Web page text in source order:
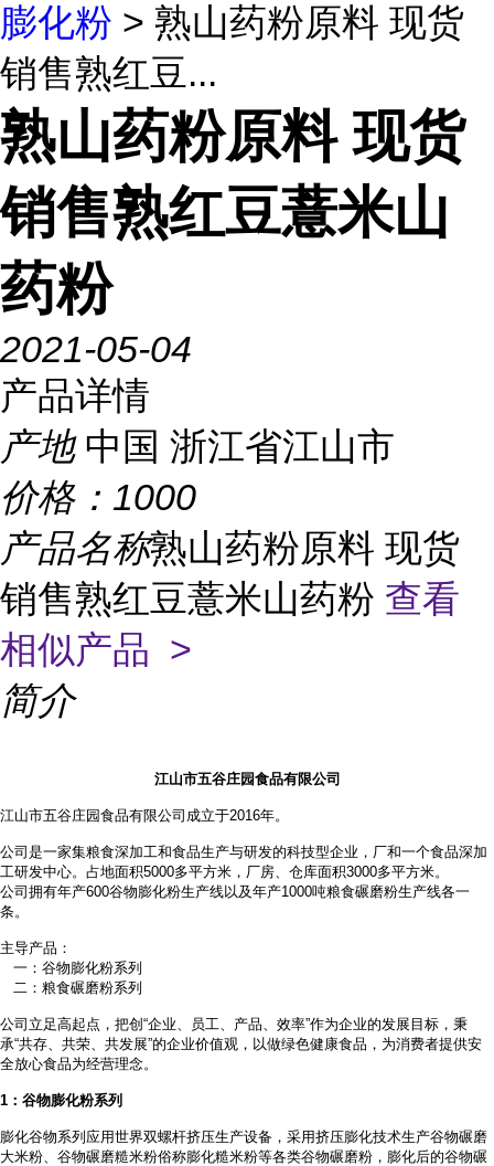
膨化粉 > 熟山药粉原料 现货
销售熟红豆...
熟山药粉原料 现货
销售熟红豆薏米山
药粉
2021-05-04
产品详情
产地 中国 浙江省江山市
价格： 1000
产品名称熟山药粉原料 现货
销售熟红豆薏米山药粉 查看
相似产品 >
简介
江山市五谷庄园食品有限公司
江山市五谷庄园食品有限公司成立于2016年。
公司是一家集粮食深加工和食品生产与研发的科技型企业，厂和一个食品深加
工研发中心。占地面积5000多平方米，厂房、仓库面积3000多平方米。
公司拥有年产600谷物膨化粉生产线以及年产1000吨粮食碾磨粉生产线各一
条。
主导产品：
一：谷物膨化粉系列
二：粮食碾磨粉系列
公司立足高起点，把创 “企业、员工、产品、效率”作为企业的发展目标，秉
承“共存、共荣、共发展”的企业价值观，以做绿色健康食品，为消费者提供安
全放心食品为经营理念。
1 ：谷物膨化粉系列
膨化谷物系列应用世界双螺杆挤压生产设备，采用挤压膨化技术生产谷物碾磨
大米粉、谷物碾磨糙米粉俗称膨化糙米粉等各类谷物碾磨粉，膨化后的谷物碾